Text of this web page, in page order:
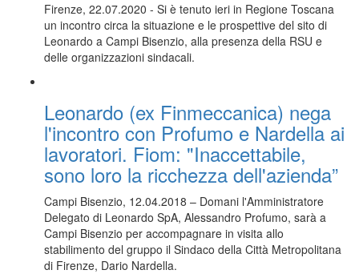
Firenze, 22.07.2020 - Si è tenuto ieri in Regione Toscana
un incontro circa la situazione e le prospettive del sito di
Leonardo a Campi Bisenzio, alla presenza della RSU e
delle organizzazioni sindacali.
Leonardo (ex Finmeccanica) nega
l'incontro con Profumo e Nardella ai
lavoratori. Fiom: "Inaccettabile,
sono loro la ricchezza dell'azienda”
Campi Bisenzio, 12.04.2018 – Domani l'Amministratore
Delegato di Leonardo SpA, Alessandro Profumo, sarà a
Campi Bisenzio per accompagnare in visita allo
stabilimento del gruppo il Sindaco della Città Metropolitana
di Firenze, Dario Nardella.